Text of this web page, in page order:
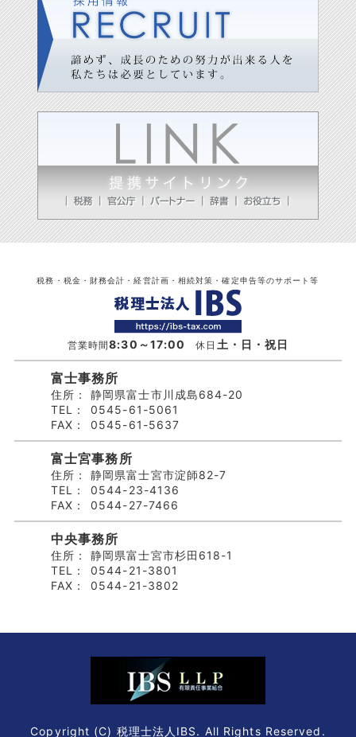
税務・税金・財務会計・経営計画・相続対策・確定申告等のサポート等
営業時間8:30～17:00 休日 土・日・祝日
富士事務所
住所：
静岡県富士市川成島684-20
TEL：
0545-61-5061
FAX：
0545-61-5637
富士宮事務所
住所：
静岡県富士宮市淀師82-7
TEL：
0544-23-4136
FAX：
0544-27-7466
中央事務所
住所：
静岡県富士宮市杉田618-1
TEL：
0544-21-3801
FAX：
0544-21-3802
Copyright (C) 税理士法人IBS. All Rights Reserved.